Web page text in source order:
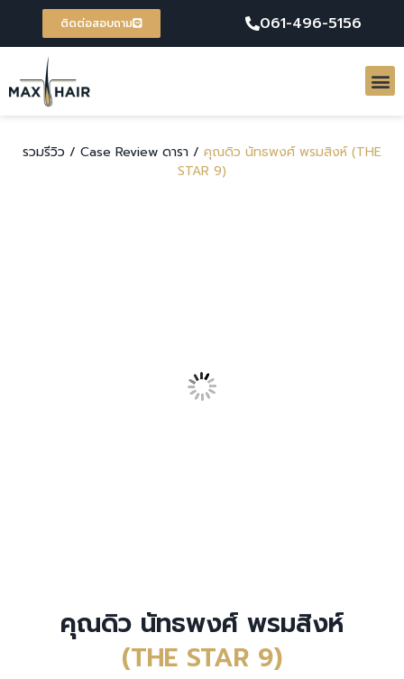
ติดต่อสอบถาม 061-496-5156
รวมรีวิว / Case Review ดารา / คุณดิว นัทธพงศ์ พรมสิงห์ (THE
STAR 9)
คุณดิว นัทธพงศ์ พรมสิงห์
(THE STAR 9)